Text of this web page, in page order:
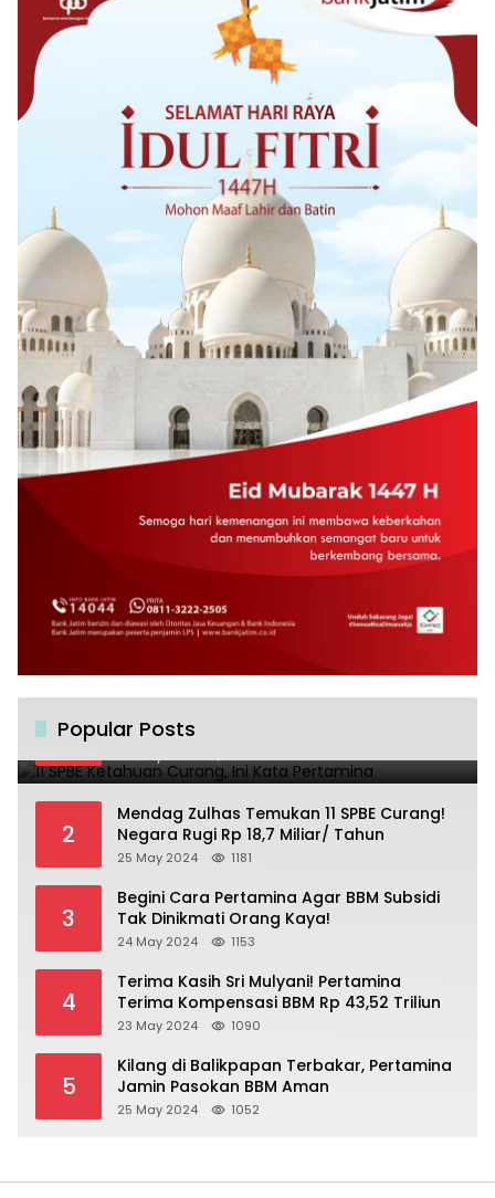
Popular Posts
1
Pertamina
2
Mendag Zulhas Temukan 11 SPBE Curang!
Negara Rugi Rp 18,7 Miliar/ Tahun
25 May 2024 1181
3
Begini Cara Pertamina Agar BBM Subsidi
Tak Dinikmati Orang Kaya!
24 May 2024 1153
4
Terima Kasih Sri Mulyani! Pertamina
Terima Kompensasi BBM Rp 43,52 Triliun
23 May 2024 1090
5
Kilang di Balikpapan Terbakar, Pertamina
Jamin Pasokan BBM Aman
25 May 2024 1052